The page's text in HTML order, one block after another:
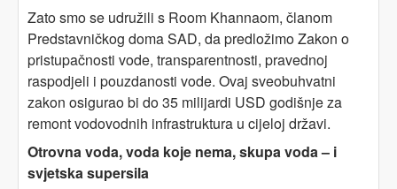
Zato smo se udružili s Room Khannaom, članom
Predstavničkog doma SAD, da predložimo Zakon o
pristupačnosti vode, transparentnosti, pravednoj
raspodjeli i pouzdanosti vode. Ovaj sveobuhvatni
zakon osigurao bi do 35 milijardi USD godišnje za
remont vodovodnih infrastruktura u cijeloj državi.
Otrovna voda, voda koje nema, skupa voda – i
svjetska supersila